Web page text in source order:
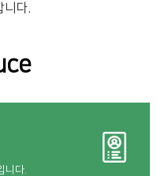
니다.
니다.